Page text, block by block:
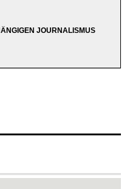
JOURNALISMUS